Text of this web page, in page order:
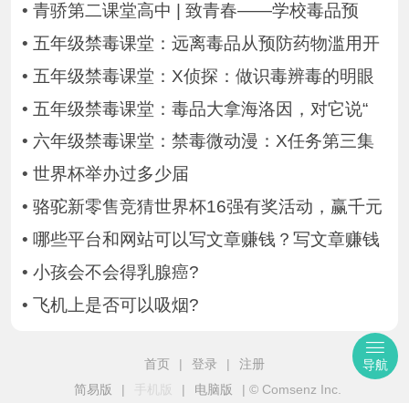
• 青骄第二课堂高中 | 致青春——学校毒品预
• 五年级禁毒课堂：远离毒品从预防药物滥用开
• 五年级禁毒课堂：X侦探：做识毒辨毒的明眼
• 五年级禁毒课堂：毒品大拿海洛因，对它说“
• 六年级禁毒课堂：禁毒微动漫：X任务第三集
• 世界杯举办过多少届
• 骆驼新零售竞猜世界杯16强有奖活动，赢千元
• 哪些平台和网站可以写文章赚钱？写文章赚钱
• 小孩会不会得乳腺癌?
• 飞机上是否可以吸烟?
首页 | 登录 |
注册
简易版
| 手机版 | 电脑版 | © Comsenz Inc.
导航